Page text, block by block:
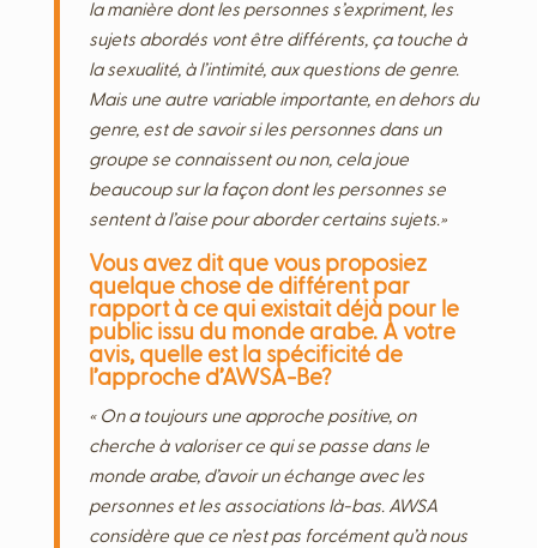
la manière dont les personnes s’expriment, les
sujets abordés vont être différents, ça touche à
la sexualité, à l’intimité, aux questions de genre.
Mais une autre variable importante, en dehors du
genre, est de savoir si les personnes dans un
groupe se connaissent ou non, cela joue
beaucoup sur la façon dont les personnes se
sentent à l’aise pour aborder certains sujets.»
Vous avez dit que vous proposiez
quelque chose de différent par
rapport à ce qui existait déjà pour le
public issu du monde arabe. A votre
avis, quelle est la spécificité de
l’approche d’AWSA-Be?
« On a toujours une approche positive, on
cherche à valoriser ce qui se passe dans le
monde arabe, d’avoir un échange avec les
personnes et les associations là-bas. AWSA
considère que ce n’est pas forcément qu’à nous